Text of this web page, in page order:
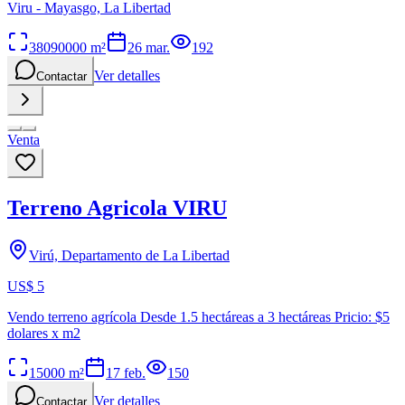
Viru - Mayasgo, La Libertad
38090000 m² 26 mar. 192
Contactar Ver detalles
Venta
Terreno Agricola VIRU
Virú, Departamento de La Libertad
US$ 5
Vendo terreno agrícola Desde 1.5 hectáreas a 3 hectáreas Pricio: $5
dolares x m2
15000 m² 17 feb. 150
Contactar Ver detalles